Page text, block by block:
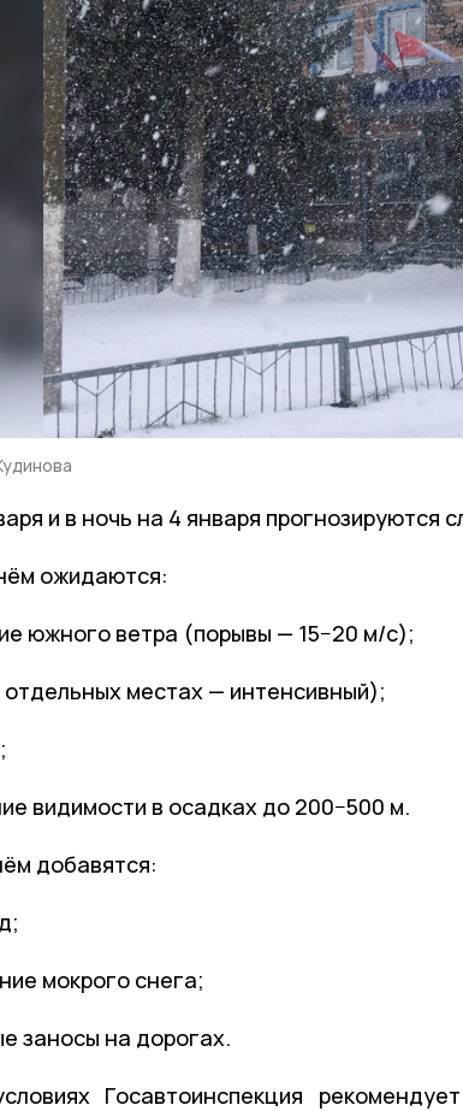
и в ночь на 4 января прогнозируются
ожидаются:
южного ветра (порывы — 15−20 м/с);
отдельных местах — интенсивный);
видимости в осадках до 200−500 м.
добавятся:
мокрого снега;
заносы на дорогах.
Госавтоинспекция